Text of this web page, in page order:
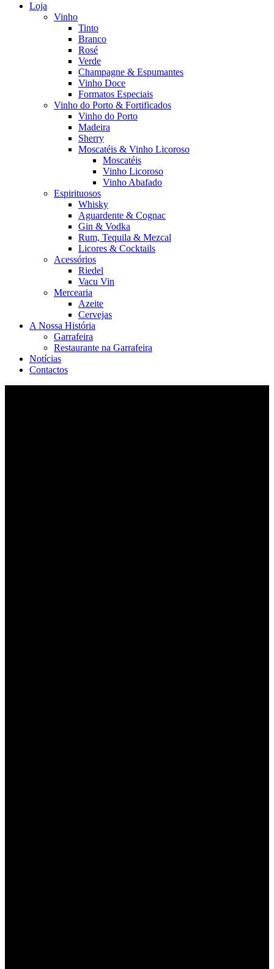
Loja
Vinho
Tinto
Branco
Rosé
Verde
Champagne & Espumantes
Vinho Doce
Formatos Especiais
Vinho do Porto & Fortificados
Vinho do Porto
Madeira
Sherry
Moscatéis & Vinho Licoroso
Moscatéis
Vinho Licoroso
Vinho Abafado
Espirituosos
Whisky
Aguardente & Cognac
Gin & Vodka
Rum, Tequila & Mezcal
Licores & Cocktails
Acessórios
Riedel
Vacu Vin
Mercearia
Azeite
Cervejas
A Nossa História
Garrafeira
Restaurante na Garrafeira
Notícias
Contactos